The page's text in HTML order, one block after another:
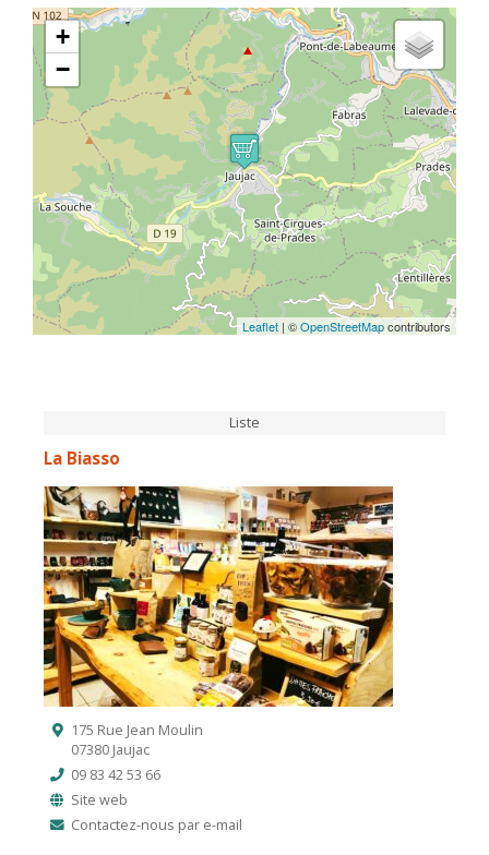
+
−
Leaflet | ©OpenStreetMapcontributors
Liste
La Biasso
175 Rue Jean Moulin
07380 Jaujac
09 83 42 53 66
Site web
Contactez-nous par e-mail